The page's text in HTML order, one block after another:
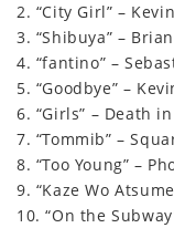
2. “City Girl” –
3. “Shibuya” –
4. “fantino” –
5. “Goodbye” –
6. “Girls” – Death
7. “Tommib” –
8. “Too Young” –
9. “Kaze Wo
10. “On the